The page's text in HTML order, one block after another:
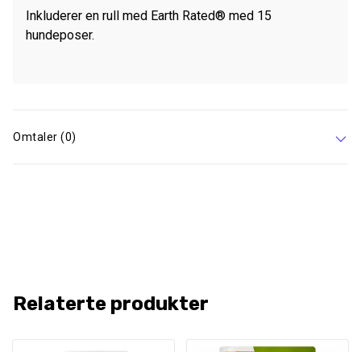
Inkluderer en rull med Earth Rated® med 15
hundeposer.
Omtaler (0)
Relaterte produkter